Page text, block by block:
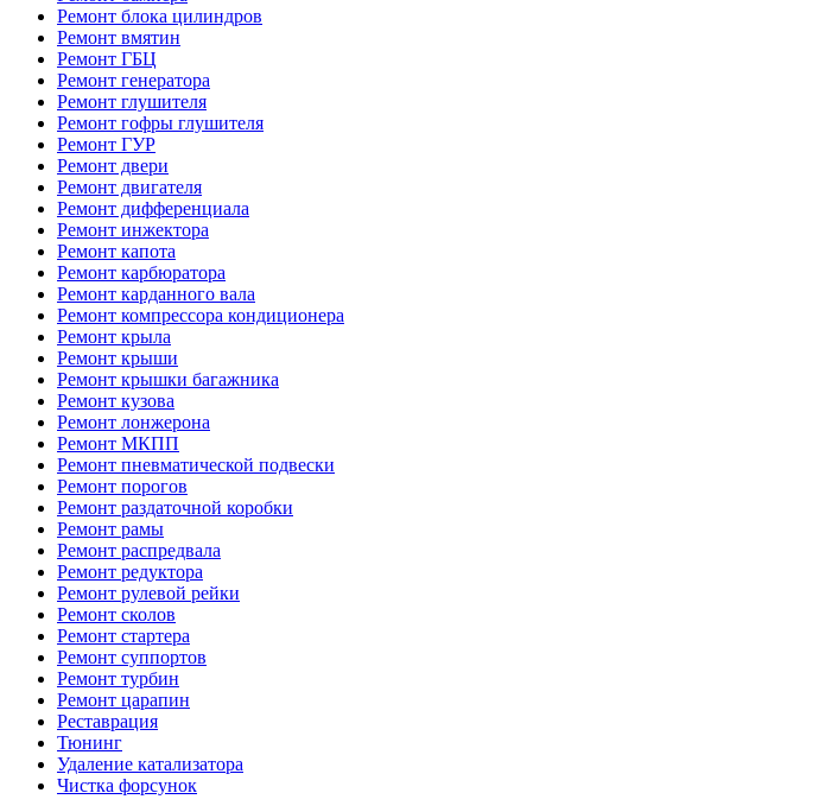
Ремонт блока цилиндров
Ремонт вмятин
Ремонт ГБЦ
Ремонт генератора
Ремонт глушителя
Ремонт гофры глушителя
Ремонт ГУР
Ремонт двери
Ремонт двигателя
Ремонт дифференциала
Ремонт инжектора
Ремонт капота
Ремонт карбюратора
Ремонт карданного вала
Ремонт компрессора кондиционера
Ремонт крыла
Ремонт крыши
Ремонт крышки багажника
Ремонт кузова
Ремонт лонжерона
Ремонт МКПП
Ремонт пневматической подвески
Ремонт порогов
Ремонт раздаточной коробки
Ремонт рамы
Ремонт распредвала
Ремонт редуктора
Ремонт рулевой рейки
Ремонт сколов
Ремонт стартера
Ремонт суппортов
Ремонт турбин
Ремонт царапин
Реставрация
Тюнинг
Удаление катализатора
Чистка форсунок